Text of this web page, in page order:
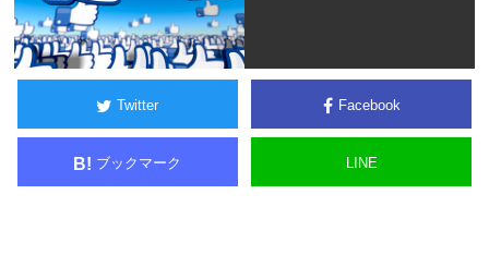
Twitter Facebook
B! ブックマーク LINE